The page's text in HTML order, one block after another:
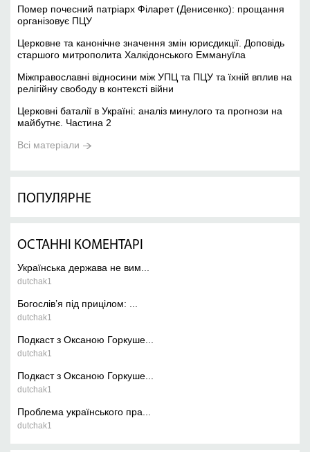
Помер почесний патріарх Філарет (Денисенко): прощання
організовує ПЦУ
Церковне та канонічне значення змін юрисдикції. Доповідь
старшого митрополита Халкідонського Еммануїла
Міжправославні відносини між УПЦ та ПЦУ та їхній вплив на
релігійну свободу в контексті війни
Церковні баталії в Україні: аналіз минулого та прогнози на
майбутнє. Частина 2
Всі матеріали
ПОПУЛЯРНЕ
ОСТАННІ КОМЕНТАРІ
Українська держава не вим...
dutchak1
Богослів’я під прицілом: ...
dutchak1
Подкаст з Оксаною Горкуше...
dutchak1
Подкаст з Оксаною Горкуше...
dutchak1
Проблема українського пра...
dutchak1